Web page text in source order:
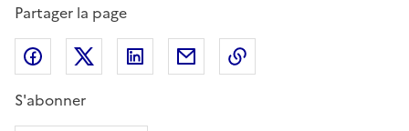
Partager la page
Partager sur Facebook
Partager sur X (anciennement Twitter)
Partager sur LinkedIn
Partager par email
S'abonner